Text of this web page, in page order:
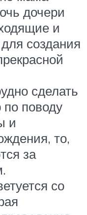
дочери
и
создания
сделать
поводу
и
то,
за
со